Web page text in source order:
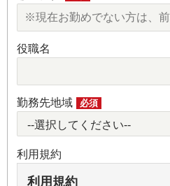
役職名
勤務先地域 必須
利用規約
利用規約